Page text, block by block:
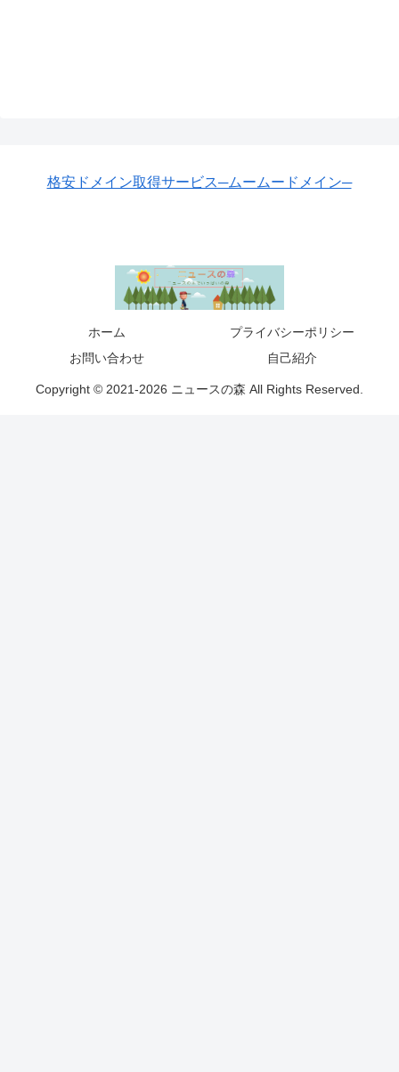
格安ドメイン取得サービス─ムームードメイン─
ホーム
プライバシーポリシー
お問い合わせ
自己紹介
Copyright © 2021-2026 ニュースの森 All Rights Reserved.